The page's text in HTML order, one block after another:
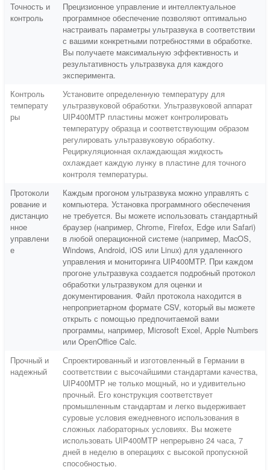
Точность и
контроль
Прецизионное управление и интеллектуальное
программное обеспечение позволяют оптимально
настраивать параметры ультразвука в соответствии
с вашими конкретными потребностями в обработке.
Вы получаете максимальную эффективность и
результативность ультразвука для каждого
эксперимента.
Контроль
температу
ры
Установите определенную температуру для
ультразвуковой обработки. Ультразвуковой аппарат
UIP400MTP пластины может контролировать
температуру образца и соответствующим образом
регулировать ультразвуковую обработку.
Рециркуляционная охлаждающая жидкость
охлаждает каждую лунку в пластине для точного
контроля температуры.
Протоколи
рование и
дистанцио
нное
управлени
е
Каждым прогоном ультразвука можно управлять с
компьютера. Установка программного обеспечения
не требуется. Вы можете использовать стандартный
браузер (например, Chrome, Firefox, Edge или Safari)
в любой операционной системе (например, MacOS,
Windows, Android, iOS или Linux) для удаленного
управления и мониторинга UIP400MTP. При каждом
прогоне ультразвука создается подробный протокол
обработки ультразвуком для оценки и
документирования. Файл протокола находится в
непроприетарном формате CSV, который вы можете
открыть с помощью предпочитаемой вами
программы, например, Microsoft Excel, Apple Numbers
или OpenOffice Calc.
Прочный и
надежный
Спроектированный и изготовленный в Германии в
соответствии с высочайшими стандартами качества,
UIP400MTP не только мощный, но и удивительно
прочный. Его конструкция соответствует
промышленным стандартам и легко выдерживает
суровые условия ежедневного использования в
сложных лабораторных условиях. Вы можете
использовать UIP400MTP непрерывно 24 часа, 7
дней в неделю в операциях с высокой пропускной
способностью.